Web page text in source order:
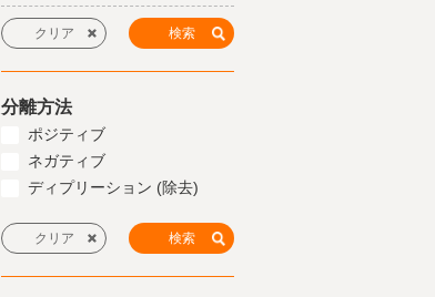
分離方法
ポジティブ
ネガティブ
ディプリーション (除去)